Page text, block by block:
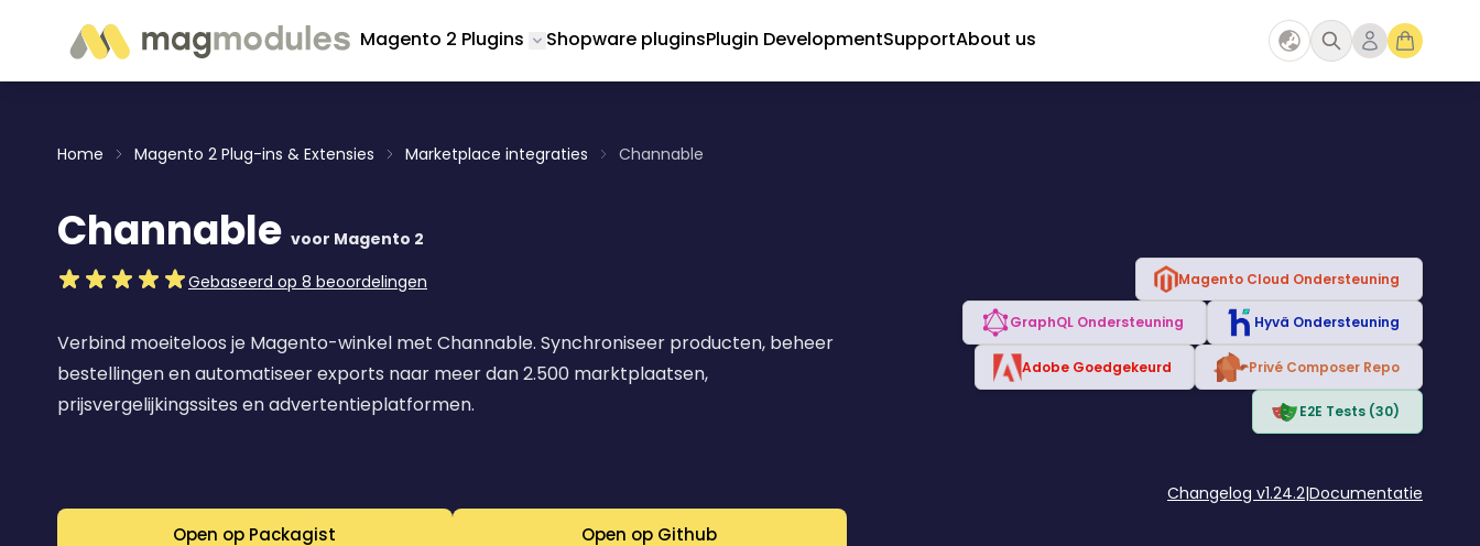
Magento 2 Plugins Toggle submenu for Magento 2 Plugins
Shopware pluginsPlugin DevelopmentSupportAbout us
Home Magento 2 Plug-ins & Extensies Marketplace integraties Channable
Channable voor Magento 2
Gebaseerd op 8 beoordelingen
Verbind moeiteloos je Magento-winkel met Channable. Synchroniseer producten, beheer
bestellingen en automatiseer exports naar meer dan 2.500 marktplaatsen,
prijsvergelijkingssites en advertentieplatformen.
Open op Packagist Open op Github
Magento Cloud Ondersteuning
GraphQL Ondersteuning Hyvä Ondersteuning
Adobe Goedgekeurd Privé Composer Repo
E2E Tests (30)
Changelog v1.24.2|Documentatie